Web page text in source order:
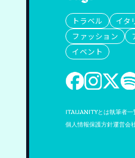
トラベル イタ
ファッション
イベント
ITALIANITYとは執筆者一
個人情報保護方針運営会